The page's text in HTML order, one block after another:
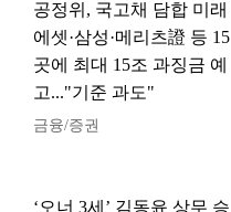
공정위, 국고채 담합 미래
에셋·삼성·메리츠證 등 15
곳에 최대 15조 과징금 예
고..."기준 과도"
금융/증권
‘오너 3세’ 김동윤 상무 승